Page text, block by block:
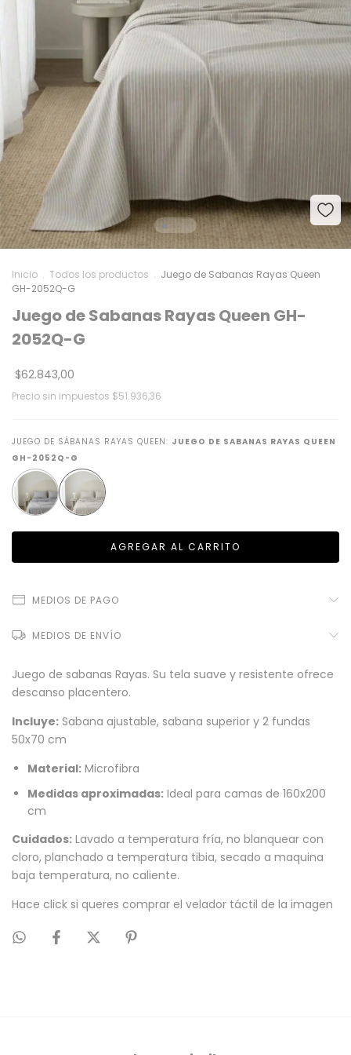
Inicio . Todos los productos . Juego de Sabanas Rayas Queen
GH-2052Q-G
Juego de Sabanas Rayas Queen GH-
2052Q-G
$62.843,00
Precio sin impuestos $51.936,36
JUEGO DE SÁBANAS RAYAS QUEEN: JUEGO DE SABANAS RAYAS QUEEN
GH-2052Q-G
MEDIOS DE PAGO
MEDIOS DE ENVÍO
Juego de sabanas Rayas. Su tela suave y resistente ofrece
descanso placentero.
Incluye: Sabana ajustable, sabana superior y 2 fundas
50x70 cm
Material: Microfibra
Medidas aproximadas: Ideal para camas de 160x200
cm
Cuidados: Lavado a temperatura fría, no blanquear con
cloro, planchado a temperatura tibia, secado a maquina
baja temperatura, no caliente.
Hace click si queres comprar el velador táctil de la imagen